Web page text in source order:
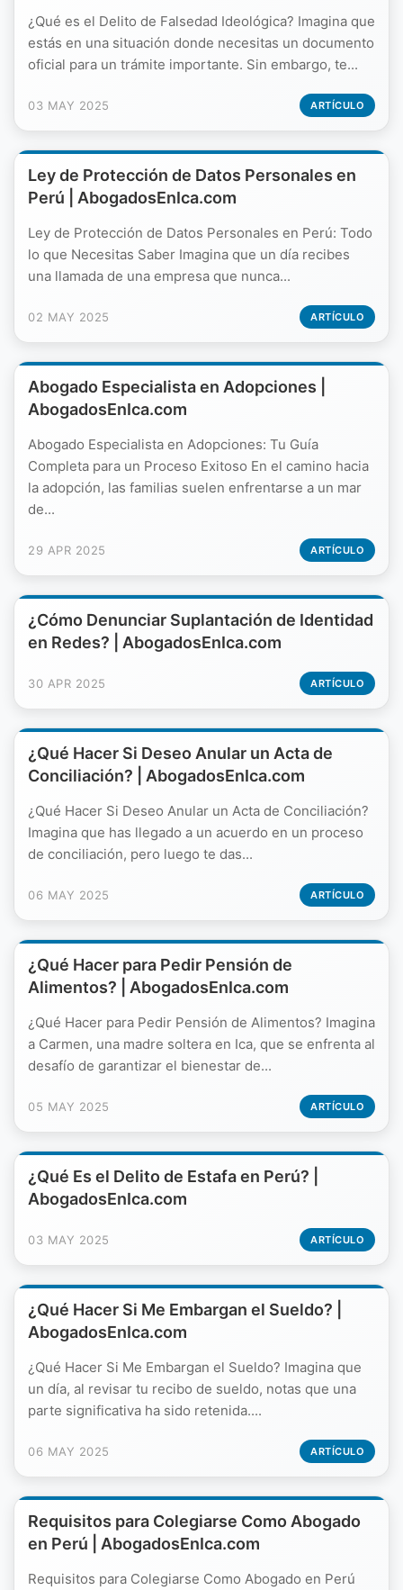
¿Qué es el Delito de Falsedad Ideológica? Imagina que
estás en una situación donde necesitas un documento
oficial para un trámite importante. Sin embargo, te...
03 MAY 2025 ARTÍCULO
Ley de Protección de Datos Personales en
Perú | AbogadosEnIca.com
Ley de Protección de Datos Personales en Perú: Todo
lo que Necesitas Saber Imagina que un día recibes
una llamada de una empresa que nunca...
02 MAY 2025 ARTÍCULO
Abogado Especialista en Adopciones |
AbogadosEnIca.com
Abogado Especialista en Adopciones: Tu Guía
Completa para un Proceso Exitoso En el camino hacia
la adopción, las familias suelen enfrentarse a un mar
de...
29 APR 2025 ARTÍCULO
¿Cómo Denunciar Suplantación de Identidad
en Redes? | AbogadosEnIca.com
30 APR 2025 ARTÍCULO
¿Qué Hacer Si Deseo Anular un Acta de
Conciliación? | AbogadosEnIca.com
¿Qué Hacer Si Deseo Anular un Acta de Conciliación?
Imagina que has llegado a un acuerdo en un proceso
de conciliación, pero luego te das...
06 MAY 2025 ARTÍCULO
¿Qué Hacer para Pedir Pensión de
Alimentos? | AbogadosEnIca.com
¿Qué Hacer para Pedir Pensión de Alimentos? Imagina
a Carmen, una madre soltera en Ica, que se enfrenta al
desafío de garantizar el bienestar de...
05 MAY 2025 ARTÍCULO
¿Qué Es el Delito de Estafa en Perú? |
AbogadosEnIca.com
03 MAY 2025 ARTÍCULO
¿Qué Hacer Si Me Embargan el Sueldo? |
AbogadosEnIca.com
¿Qué Hacer Si Me Embargan el Sueldo? Imagina que
un día, al revisar tu recibo de sueldo, notas que una
parte significativa ha sido retenida....
06 MAY 2025 ARTÍCULO
Requisitos para Colegiarse Como Abogado
en Perú | AbogadosEnIca.com
Requisitos para Colegiarse Como Abogado en Perú